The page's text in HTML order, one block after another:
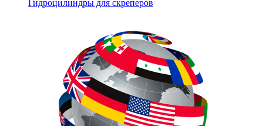
Гидроцилиндры для скреперов